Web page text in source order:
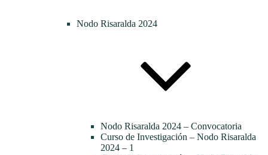
Nodo Risaralda 2024
Nodo Risaralda 2024 – Convocatoria
Curso de Investigación – Nodo Risaralda
2024 – 1